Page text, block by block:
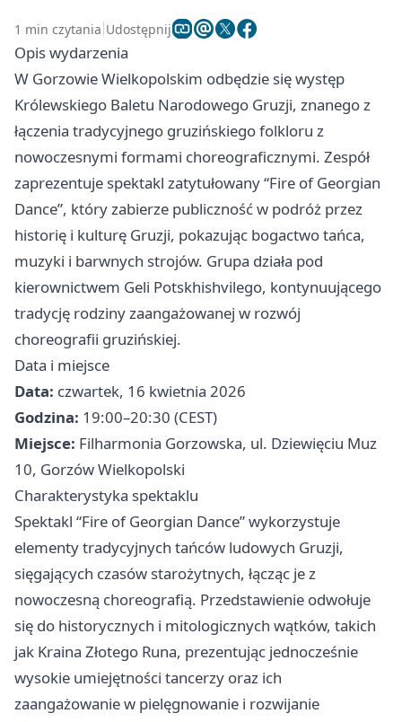
1 min czytania Udostępnij
Opis wydarzenia
W Gorzowie Wielkopolskim odbędzie się występ
Królewskiego Baletu Narodowego Gruzji, znanego z
łączenia tradycyjnego gruzińskiego folkloru z
nowoczesnymi formami choreograficznymi. Zespół
zaprezentuje spektakl zatytułowany “Fire of Georgian
Dance”, który zabierze publiczność w podróż przez
historię i kulturę Gruzji, pokazując bogactwo tańca,
muzyki i barwnych strojów. Grupa działa pod
kierownictwem Geli Potskhishvilego, kontynuującego
tradycję rodziny zaangażowanej w rozwój
choreografii gruzińskiej.
Data i miejsce
Data: czwartek, 16 kwietnia 2026
Godzina: 19:00–20:30 (CEST)
Miejsce: Filharmonia Gorzowska, ul. Dziewięciu Muz
10, Gorzów Wielkopolski
Charakterystyka spektaklu
Spektakl “Fire of Georgian Dance” wykorzystuje
elementy tradycyjnych tańców ludowych Gruzji,
sięgających czasów starożytnych, łącząc je z
nowoczesną choreografią. Przedstawienie odwołuje
się do historycznych i mitologicznych wątków, takich
jak Kraina Złotego Runa, prezentując jednocześnie
wysokie umiejętności tancerzy oraz ich
zaangażowanie w pielęgnowanie i rozwijanie